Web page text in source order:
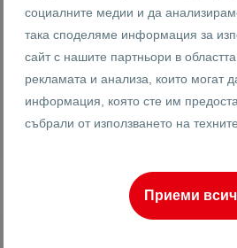
5от5
Етаж
Васислав Анадъмски
Брокер
социалните медии и да
така споделяме информация за
сайт с нашите партньори в
рекламата и анализа, които могат
информация, която сте им
събрали от използването на техните
Приеми